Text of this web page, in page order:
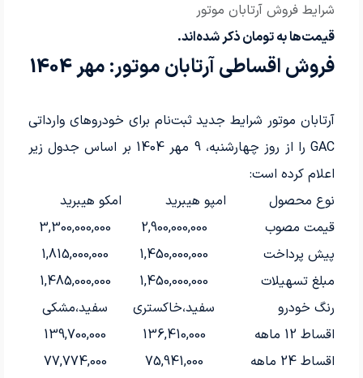
شرایط فروش آرتابان موتور
قیمت‌ها به تومان ذکر شده‌اند.
فروش اقساطی آرتابان موتور: مهر 1404
آرتابان موتور شرایط جدید ثبت‌نام برای خودروهای وارداتی
GAC را از روز چهارشنبه، 9 مهر 1404 بر اساس جدول زیر
اعلام کرده است:
نوع محصول امپو هیبرید
امکو هیبرید
قیمت مصوب
2,900,000,000
3,300,000,000
پیش پرداخت
1,450,000,000
1,815,000,000
مبلغ تسهیلات
1,450,000,000
1,485,000,000
رنگ خودرو
سفید،خاکستری
سفید،مشکی
اقساط 12 ماهه
136,410,000
139,700,000
اقساط 24 ماهه
75,941,000
77,774,000